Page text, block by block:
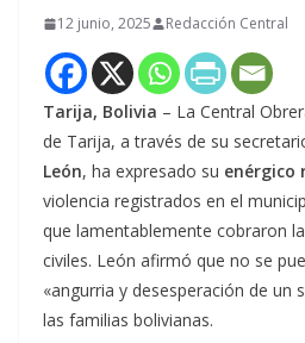
12 junio, 2025 Redacción Central
Tarija, Bolivia – La Central
de Tarija, a través de su
León, ha expresado su enérgico
violencia registrados en el
que lamentablemente cobraron
civiles. León afirmó que no se
«angurria y desesperación de un
las familias bolivianas.